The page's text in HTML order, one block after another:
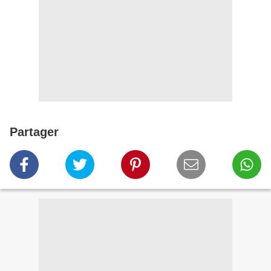
Partager